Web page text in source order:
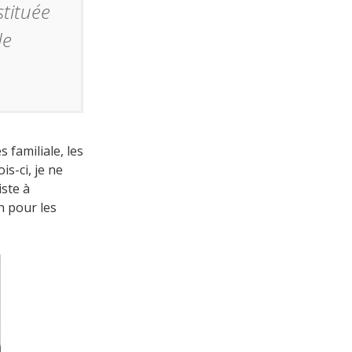
familiale, les
ci, je ne
à
pour les